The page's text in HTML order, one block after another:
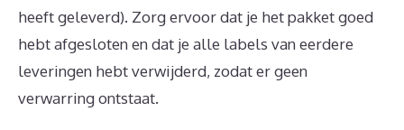
heeft geleverd). Zorg ervoor dat je het pakket goed
hebt afgesloten en dat je alle labels van eerdere
leveringen hebt verwijderd, zodat er geen
verwarring ontstaat.